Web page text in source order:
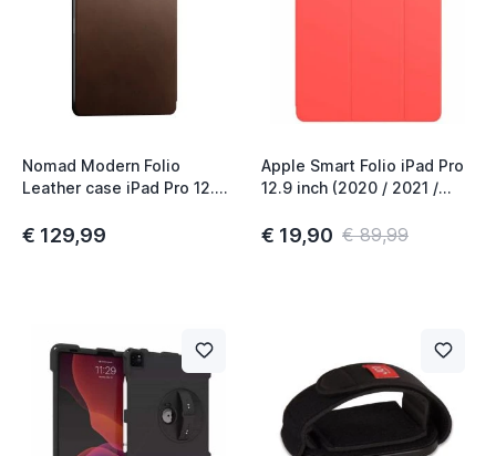
Nomad Modern Folio
Leather case iPad Pro 12.9
13 inch (2024) Bruin
€ 129,99
Apple Smart Folio iPad Pro
12.9 inch (2020 / 2021 /
€ 19,90 € 89,99